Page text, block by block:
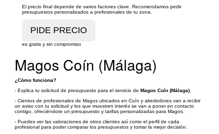
El precio final depende de varios factores clave. Recomendamos pedir
presupuestos personalizados a profesionales de tu zona.
es gratis y sin compromiso
Magos Coín (Málaga)
¿Cómo funciona?
- Explica tu solicitud de presupuesto para el servicio de Magos Coín (Málaga)
- Cientos de profesionales de Magos ubicados en Coín y alrededores van a recibir
un aviso con tu solicitud y los que muestren interés se van a poner en contacto
contigo, ofreciéndote un presupuesto y tarifas personalizadas para Magos.
- Puedes ver las valoraciones de otros clientes así como el perfil de cada
profesional para poder comparar los presupuestos y tomar la mejor decisión.